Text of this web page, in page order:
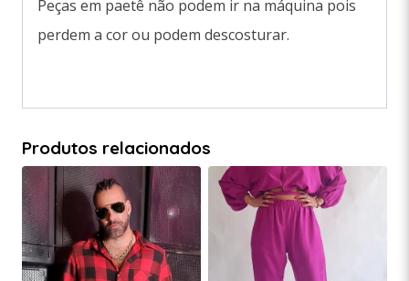
Peças em paetê não podem ir na máquina pois
perdem a cor ou podem descosturar.
Produtos relacionados